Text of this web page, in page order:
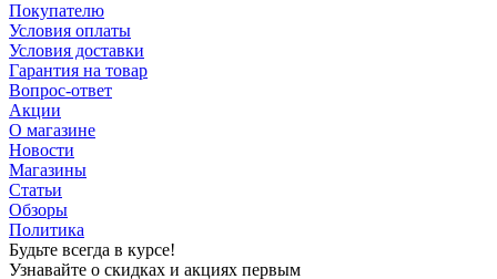
Покупателю
Условия оплаты
Условия доставки
Гарантия на товар
Вопрос-ответ
Акции
О магазине
Новости
Магазины
Статьи
Обзоры
Политика
Будьте всегда в курсе!
Узнавайте о скидках и акциях первым